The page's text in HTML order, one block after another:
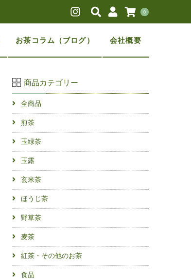
0
お茶コラム（ブログ） 会社概要
商品カテゴリー
全商品
煎茶
玉緑茶
玉露
玄米茶
ほうじ茶
野草茶
麦茶
紅茶・その他のお茶
食品